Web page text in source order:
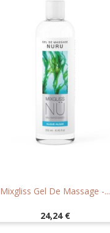
Mixgliss Gel De Massage -...
Prix
24,24 €